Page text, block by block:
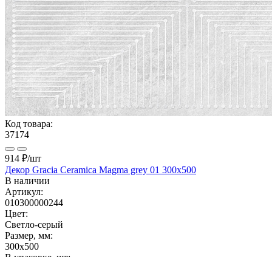
Код товара:
37174
914 ₽/шт
Декор Gracia Ceramica Magma grey 01 300x500
В наличии
Артикул:
010300000244
Цвет:
Светло-серый
Размер, мм:
300x500